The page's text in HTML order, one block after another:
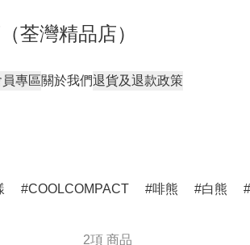
荃灣精品店）
專區關於我們退貨及退款政策
COOLCOMPACT 啡熊 白熊
2項 商品